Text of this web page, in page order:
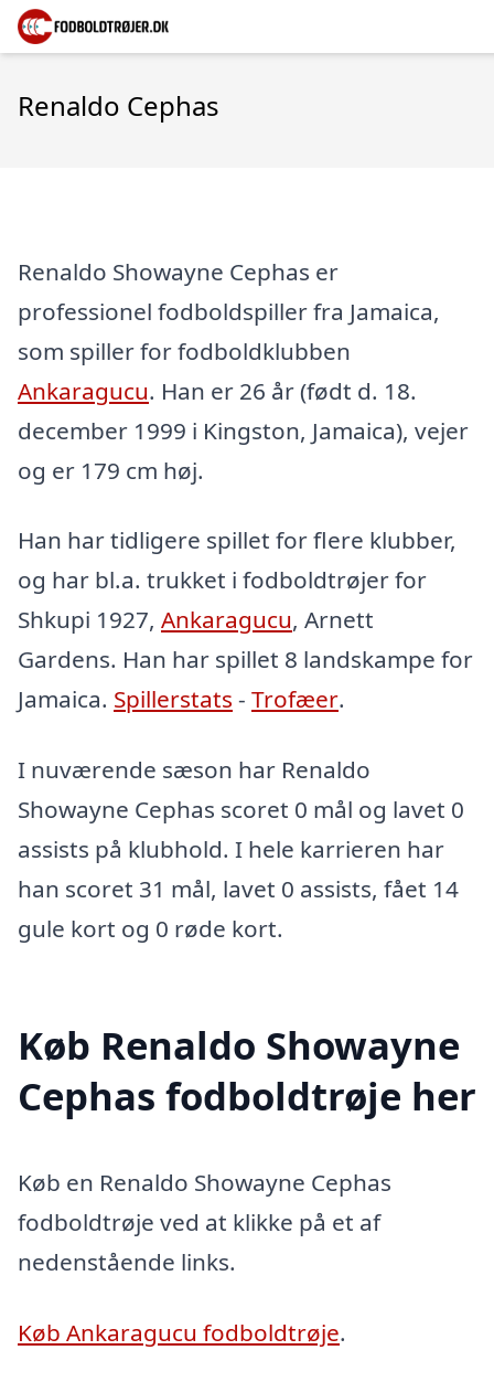
Renaldo Cephas
Renaldo Showayne Cephas er
professionel fodboldspiller fra Jamaica,
som spiller for fodboldklubben
Ankaragucu. Han er 26 år (født d. 18.
december 1999 i Kingston, Jamaica), vejer
og er 179 cm høj.
Han har tidligere spillet for flere klubber,
og har bl.a. trukket i fodboldtrøjer for
Shkupi 1927, Ankaragucu, Arnett
Gardens. Han har spillet 8 landskampe for
Jamaica. Spillerstats - Trofæer.
I nuværende sæson har Renaldo
Showayne Cephas scoret 0 mål og lavet 0
assists på klubhold. I hele karrieren har
han scoret 31 mål, lavet 0 assists, fået 14
gule kort og 0 røde kort.
Køb Renaldo Showayne
Cephas fodboldtrøje her
Køb en Renaldo Showayne Cephas
fodboldtrøje ved at klikke på et af
nedenstående links.
Køb Ankaragucu fodboldtrøje.